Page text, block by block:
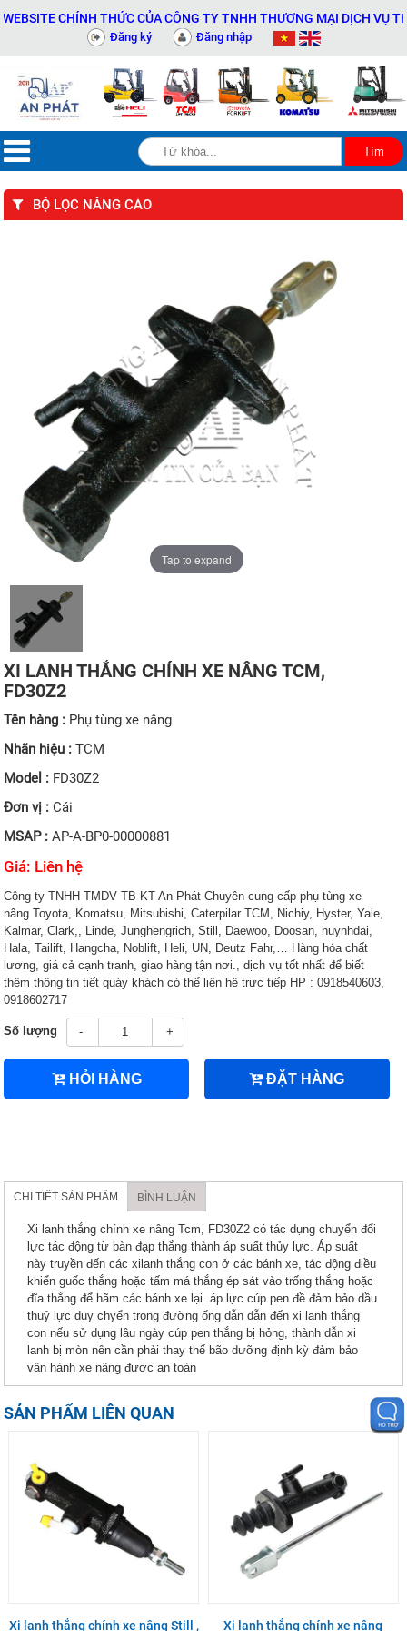
CHÍNH THỨC CỦA CÔNG TY TNHH THƯƠNG MẠI DỊCH VỤ
Đăng ký Đăng nhập
BỘ LỌC NÂNG CAO
Tap to expand
XI LANH THẮNG CHÍNH XE NÂNG TCM,
FD30Z2
Tên hàng : Phụ tùng xe nâng
Nhãn hiệu :TCM
Model : FD30Z2
Đơn vị :Cái
MSAP :AP-A-BP0-00000881
Giá: Liên hệ
Công ty TNHH TMDV TB KT An Phát Chuyên cung cấp phụ tùng xe
nâng Toyota, Komatsu, Mitsubishi, Caterpilar TCM, Nichiy, Hyster, Yale,
Kalmar, Clark,, Linde, Junghengrich, Still, Daewoo, Doosan, huynhdai,
Hala, Tailift, Hangcha, Noblift, Heli, UN, Deutz Fahr,… Hàng hóa chất
lương, giá cả cạnh tranh, giao hàng tận nơi., dịch vụ tốt nhất để biết
thêm thông tin tiết quáy khách có thể liên hệ trực tiếp HP : 0918540603,
0918602717
Số lượng - +
HỎI HÀNG ĐẶT HÀNG
CHI TIẾT SẢN PHẨM BÌNH LUẬN
Xi lanh thắng chính xe nâng Tcm, FD30Z2 có tác dụng chuyển đổi
lực tác động từ bàn đạp thắng thành áp suất thủy lực. Áp suất
này truyền đến các xilanh thắng con ở các bánh xe, tác động điều
khiển guốc thắng hoặc tấm má thắng ép sát vào trống thắng hoặc
đĩa thắng để hãm các bánh xe lại. áp lực cúp pen đề đảm bảo dầu
thuỷ lực duy chyển trong đường ống dẫn dẫn đến xi lanh thắng
con nếu sử dụng lâu ngày cúp pen thắng bị hỏng, thành dẫn xi
lanh bị mòn nên cần phải thay thế bão dưỡng định kỳ đảm bảo
vận hành xe nâng được an toàn
SẢN PHẨM LIÊN QUAN
Xi lanh thắng chính xe nâng Still , Xi lanh thắng chính xe nâng